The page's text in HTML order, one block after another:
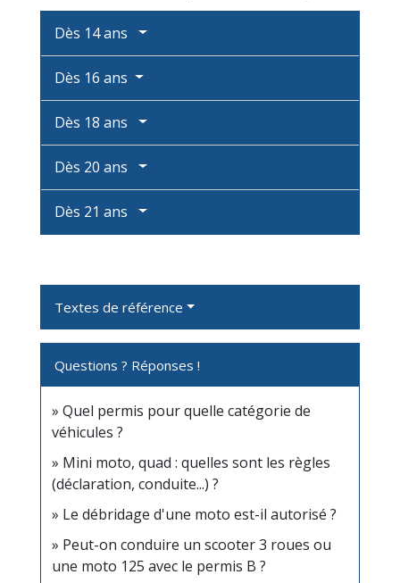
Dès 14 ans
Dès 16 ans
Dès 18 ans
Dès 20 ans
Dès 21 ans
Textes de référence
Questions ? Réponses !
Quel permis pour quelle catégorie de
véhicules ?
Mini moto, quad : quelles sont les règles
(déclaration, conduite...) ?
Le débridage d'une moto est-il autorisé ?
Peut-on conduire un scooter 3 roues ou
une moto 125 avec le permis B ?